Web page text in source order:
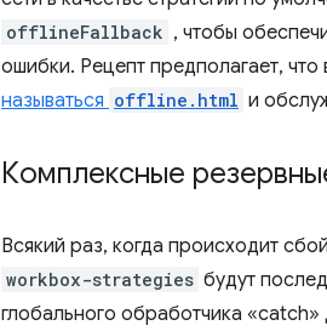
offlineFallback , чтобы
ошибки. Рецепт предполагает,
называться offline.html и
Комплексные
Всякий раз, когда происходит
workbox-strategies будут
глобального обработчика